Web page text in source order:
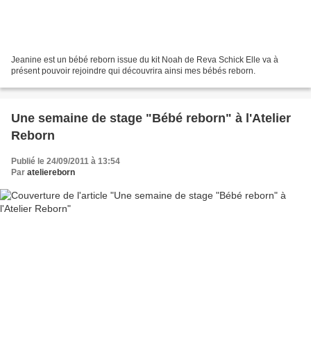
Jeanine est un bébé reborn issue du kit Noah de Reva Schick Elle va à
présent pouvoir rejoindre qui découvrira ainsi mes bébés reborn.
Une semaine de stage "Bébé reborn" à l'Atelier
Reborn
Publié le 24/09/2011 à 13:54
Par ateliereborn